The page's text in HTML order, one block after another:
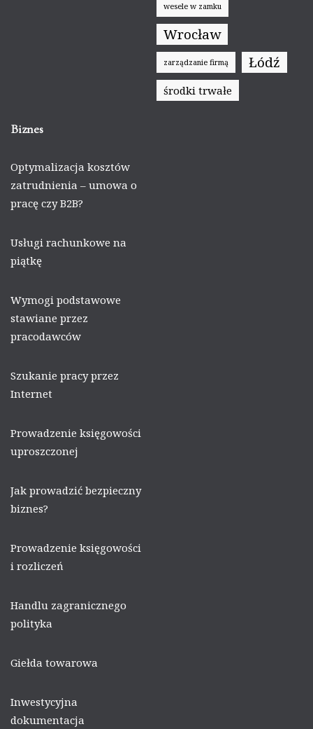
wesele w zamku
Wrocław
zarządzanie firmą Łódź
środki trwałe
Biznes
Optymalizacja kosztów
zatrudnienia – umowa o
pracę czy B2B?
Usługi rachunkowe na
piątkę
Wymogi podstawowe
stawiane przez
pracodawców
Szukanie pracy przez
Internet
Prowadzenie księgowości
uproszczonej
Jak prowadzić bezpieczny
biznes?
Prowadzenie księgowości
i rozliczeń
Handlu zagranicznego
polityka
Giełda towarowa
Inwestycyjna
dokumentacja